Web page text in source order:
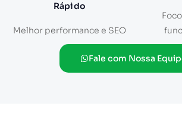
Rápido
Melhor performance e SEO
Fale com Nossa